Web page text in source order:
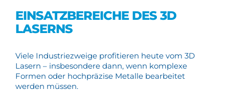
EINSATZBEREICHE DES 3D
LASERNS
Viele Industriezweige profitieren heute vom 3D
Lasern – insbesondere dann, wenn komplexe
Formen oder hochpräzise Metalle bearbeitet
werden müssen.